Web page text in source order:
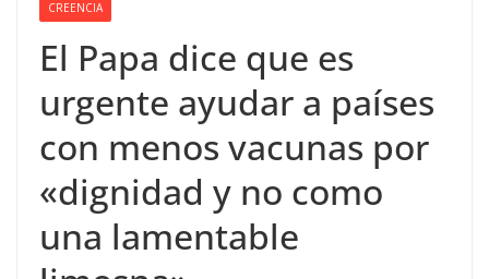
CREENCIA
El Papa dice que es
urgente ayudar a países
con menos vacunas por
«dignidad y no como
una lamentable